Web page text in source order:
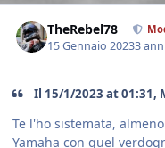
TheRebel78
15 Gennaio 20233
Il 15/1/2023 at 01:31,
Te l'ho sistemata,
Yamaha con quel